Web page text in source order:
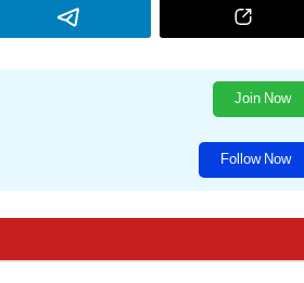
Join Now
Follow Now